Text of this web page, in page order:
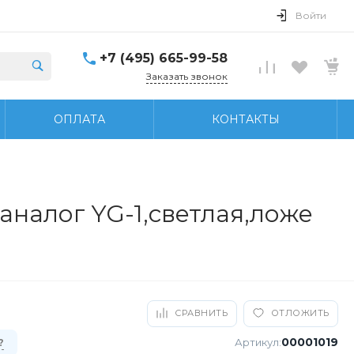
Войти
+7 (495) 665-99-58
Заказать звонок
ОПЛАТА КОНТАКТЫ
YG-1,светлая,ложе
СРАВНИТЬ ОТЛОЖИТЬ
Артикул:00001019